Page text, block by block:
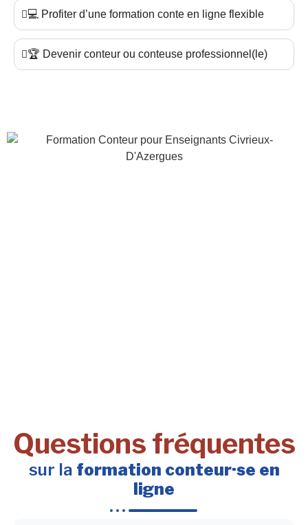
💻 Profiter d’une formation conte en ligne flexible
🏆 Devenir conteur ou conteuse professionnel(le)
Questions fréquentes
sur la formation conteur·se en
ligne